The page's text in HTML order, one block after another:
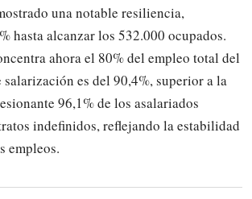
una notable resiliencia,
hasta alcanzar los 532.000 ocupados.
ahora el 80% del empleo total del
salarización es del 90,4%, superior a la
96,1% de los asalariados
indefinidos, reflejando la estabilidad
empleos.